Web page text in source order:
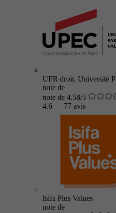
UFR droit, Université
note de
note de 4.58/5
4.6 — 77 avis
Isifa Plus Values
note de